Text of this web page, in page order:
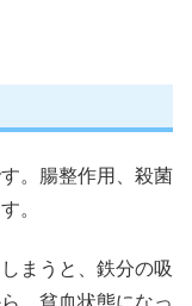
。腸整作用、殺菌
。
まうと、鉄分の吸